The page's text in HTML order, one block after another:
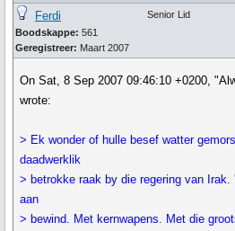
Ferdi
Boodskappe: 561
Geregistreer: Maart 2007
Senior Lid
On Sat, 8 Sep 2007 09:46:10 +0200,
wrote:
> Ek wonder of hulle besef watter
daadwerklik
> betrokke raak by die regering van
aan
> bewind. Met kernwapens. Met die